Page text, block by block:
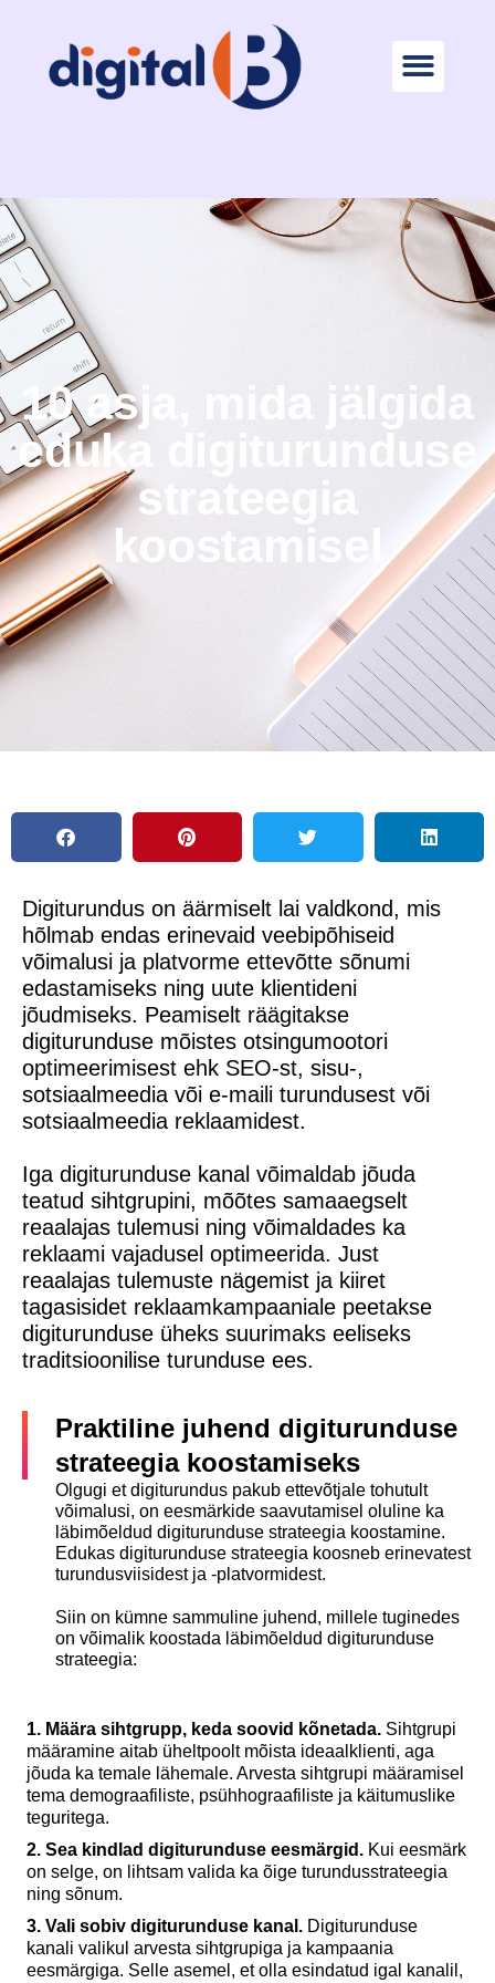
10 asja, mida jälgida
eduka digiturunduse
strateegia
koostamisel
Digiturundus on äärmiselt lai valdkond, mis
hõlmab endas erinevaid veebipõhiseid
võimalusi ja platvorme ettevõtte sõnumi
edastamiseks ning uute klientideni
jõudmiseks. Peamiselt räägitakse
digiturunduse mõistes otsingumootori
optimeerimisest ehk SEO-st, sisu-,
sotsiaalmeedia või e-maili turundusest või
sotsiaalmeedia reklaamidest.
Iga digiturunduse kanal võimaldab jõuda
teatud sihtgrupini, mõõtes samaaegselt
reaalajas tulemusi ning võimaldades ka
reklaami vajadusel optimeerida. Just
reaalajas tulemuste nägemist ja kiiret
tagasisidet reklaamkampaaniale peetakse
digiturunduse üheks suurimaks eeliseks
traditsioonilise turunduse ees.
Praktiline juhend digiturunduse
strateegia koostamiseks
Olgugi et digiturundus pakub ettevõtjale tohutult
võimalusi, on eesmärkide saavutamisel oluline ka
läbimõeldud digiturunduse strateegia koostamine.
Edukas digiturunduse strateegia koosneb erinevatest
turundusviisidest ja -platvormidest.
Siin on kümne sammuline juhend, millele tuginedes
on võimalik koostada läbimõeldud digiturunduse
strateegia:
1. Määra sihtgrupp, keda soovid kõnetada. Sihtgrupi
määramine aitab üheltpoolt mõista ideaalklienti, aga
jõuda ka temale lähemale. Arvesta sihtgrupi määramisel
tema demograafiliste, psühhograafiliste ja käitumuslike
teguritega.
2. Sea kindlad digiturunduse eesmärgid. Kui eesmärk
on selge, on lihtsam valida ka õige turundusstrateegia
ning sõnum.
3. Vali sobiv digiturunduse kanal. Digiturunduse
kanali valikul arvesta sihtgrupiga ja kampaania
eesmärgiga. Selle asemel, et olla esindatud igal kanalil,